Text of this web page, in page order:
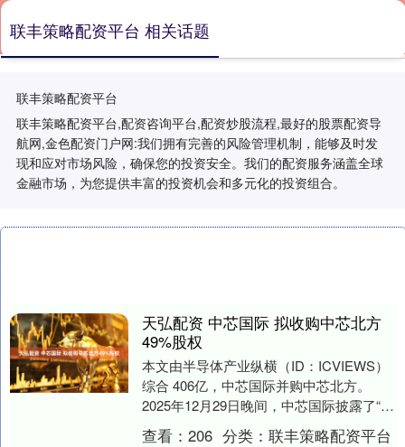
联丰策略配资平台
联丰策略配资平台,配资咨询平台,配资炒股流程,最好的股票配资导
航网,金色配资门户网:我们拥有完善的风险管理机制，能够及时发
现和应对市场风险，确保您的投资安全。我们的配资服务涵盖全球
金融市场，为您提供丰富的投资机会和多元化的投资组合。
联丰策略配资平台 相关话题
天弘配资 中芯国际 拟收购中芯北方
49%股权
本文由半导体产业纵横（ID：ICVIEWS）
综合 406亿，中芯国际并购中芯北方。
2025年12月29日晚间，中芯国际披露了“发
行股份购买资产暨关联交易草案”....
查看：206 分类：联丰策略配资平台